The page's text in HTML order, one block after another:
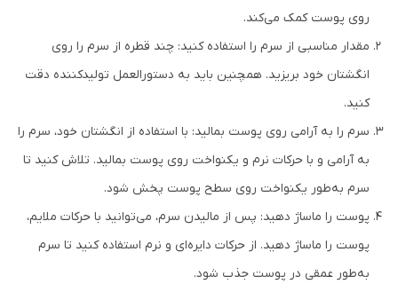
روی پوست کمک می‌کند.
مقدار مناسبی از سرم را استفاده کنید: چند قطره از سرم را روی
انگشتان خود بریزید. همچنین باید به دستورالعمل تولیدکننده دقت
کنید.
سرم را به آرامی روی پوست بمالید: با استفاده از انگشتان خود، سرم را
به آرامی و با حرکات نرم و یکنواخت روی پوست بمالید. تلاش کنید تا
سرم به‌طور یکنواخت روی سطح پوست پخش شود.
پوست را ماساژ دهید: پس از مالیدن سرم، می‌توانید با حرکات ملایم،
پوست را ماساژ دهید. از حرکات دایره‌ای و نرم استفاده کنید تا سرم
به‌طور عمقی در پوست جذب شود.